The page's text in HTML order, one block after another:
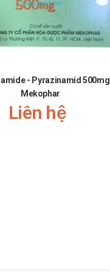
- Pyrazinamid 500mg
Mekophar
Liên hệ